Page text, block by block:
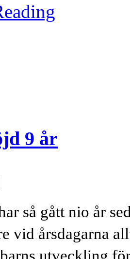
9 år
så gått nio år
vid årsdagarna
utveckling